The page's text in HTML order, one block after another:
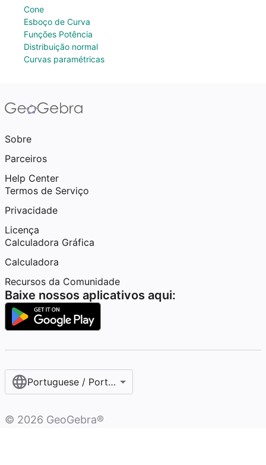
Cone
Esboço de Curva
Funções Potência
Distribuição normal
Curvas paramétricas
Sobre
Parceiros
Help Center
Termos de Serviço
Privacidade
Licença
Calculadora Gráfica
Calculadora
Recursos da Comunidade
Baixe nossos aplicativos aqui:
Portuguese / Português (Brasil)
© 2026 GeoGebra®